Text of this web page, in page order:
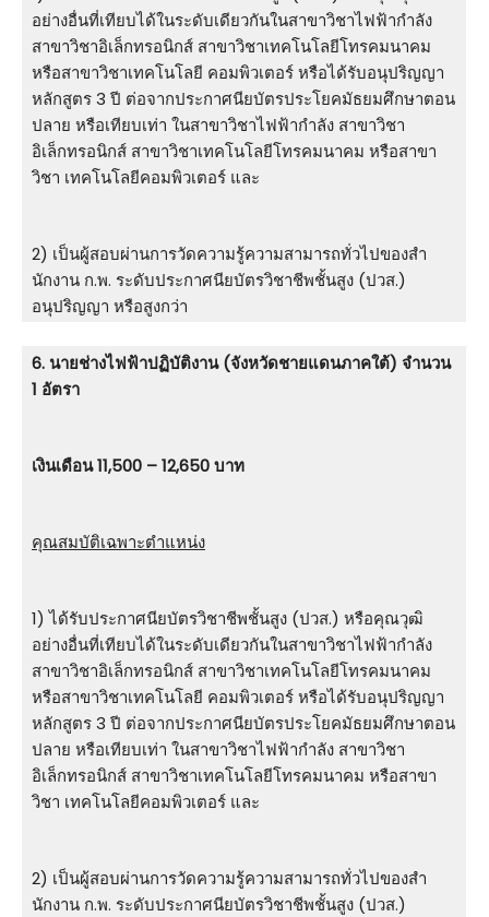
อย่างอื่นที่เทียบได้ในระดับเดียวกันในสาขาวิชาไฟฟ้ากําลัง
สาขาวิชาอิเล็กทรอนิกส์ สาขาวิชาเทคโนโลยีโทรคมนาคม
หรือสาขาวิชาเทคโนโลยี คอมพิวเตอร์ หรือได้รับอนุปริญญา
หลักสูตร 3 ปี ต่อจากประกาศนียบัตรประโยคมัธยมศึกษาตอน
ปลาย หรือเทียบเท่า ในสาขาวิชาไฟฟ้ากําลัง สาขาวิชา
อิเล็กทรอนิกส์ สาขาวิชาเทคโนโลยีโทรคมนาคม หรือสาขา
วิชา เทคโนโลยีคอมพิวเตอร์ และ
2) เป็นผู้สอบผ่านการวัดความรู้ความสามารถทั่วไปของสํา
นักงาน ก.พ. ระดับประกาศนียบัตรวิชาชีพชั้นสูง (ปวส.)
อนุปริญญา หรือสูงกว่า
6. นายช่างไฟฟ้าปฏิบัติงาน (จังหวัดชายแดนภาคใต้) จำนวน
1 อัตรา
เงินเดือน 11,500 – 12,650 บาท
คุณสมบัติเฉพาะตำแหน่ง
1) ได้รับประกาศนียบัตรวิชาชีพชั้นสูง (ปวส.) หรือคุณวุฒิ
อย่างอื่นที่เทียบได้ในระดับเดียวกันในสาขาวิชาไฟฟ้ากําลัง
สาขาวิชาอิเล็กทรอนิกส์ สาขาวิชาเทคโนโลยีโทรคมนาคม
หรือสาขาวิชาเทคโนโลยี คอมพิวเตอร์ หรือได้รับอนุปริญญา
หลักสูตร 3 ปี ต่อจากประกาศนียบัตรประโยคมัธยมศึกษาตอน
ปลาย หรือเทียบเท่า ในสาขาวิชาไฟฟ้ากําลัง สาขาวิชา
อิเล็กทรอนิกส์ สาขาวิชาเทคโนโลยีโทรคมนาคม หรือสาขา
วิชา เทคโนโลยีคอมพิวเตอร์ และ
2) เป็นผู้สอบผ่านการวัดความรู้ความสามารถทั่วไปของสํา
นักงาน ก.พ. ระดับประกาศนียบัตรวิชาชีพชั้นสูง (ปวส.)